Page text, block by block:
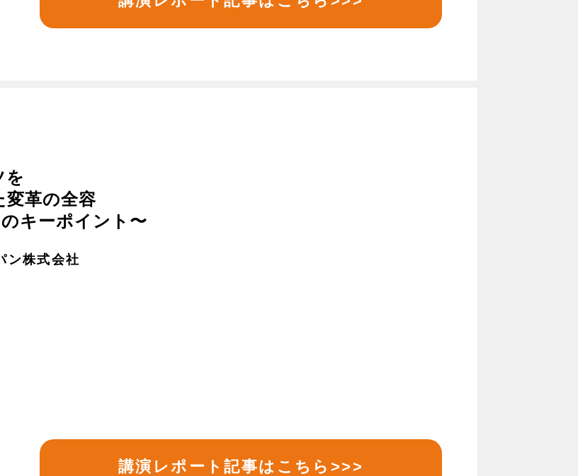
を
変革の全容
キーポイント〜
ン株式会社
講演レポート記事はこちら>>>